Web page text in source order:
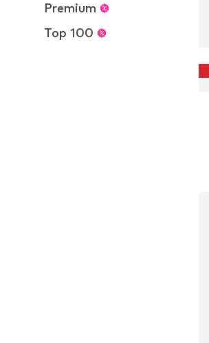
Premium
Top 100